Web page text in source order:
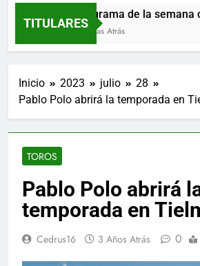
TITULARES
Programa de la semana
3 Horas Atrás
Inicio 2023 julio
28
Pablo Polo abrirá la temporada en
TOROS
Pablo Polo abrirá
temporada en
Cedrus16 3 Años Atrás 0